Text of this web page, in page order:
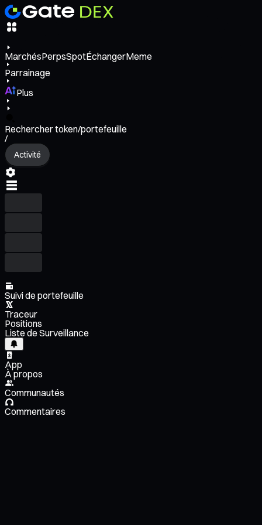
MarchésPerpsSpotÉchangerMeme
Parrainage
Plus
Rechercher token/portefeuille
/
Activité
Suivi de portefeuille
Traceur
Positions
Liste de Surveillance
App
À propos
Communautés
Commentaires